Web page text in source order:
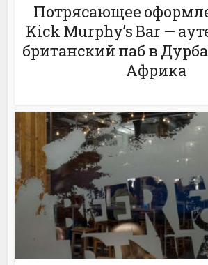
Потрясающее
Kick Murphy’s Bar —
британский паб в
Африка